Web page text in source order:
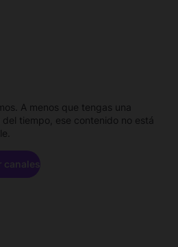
A menos que tengas una
del tiempo, ese contenido no está
canales